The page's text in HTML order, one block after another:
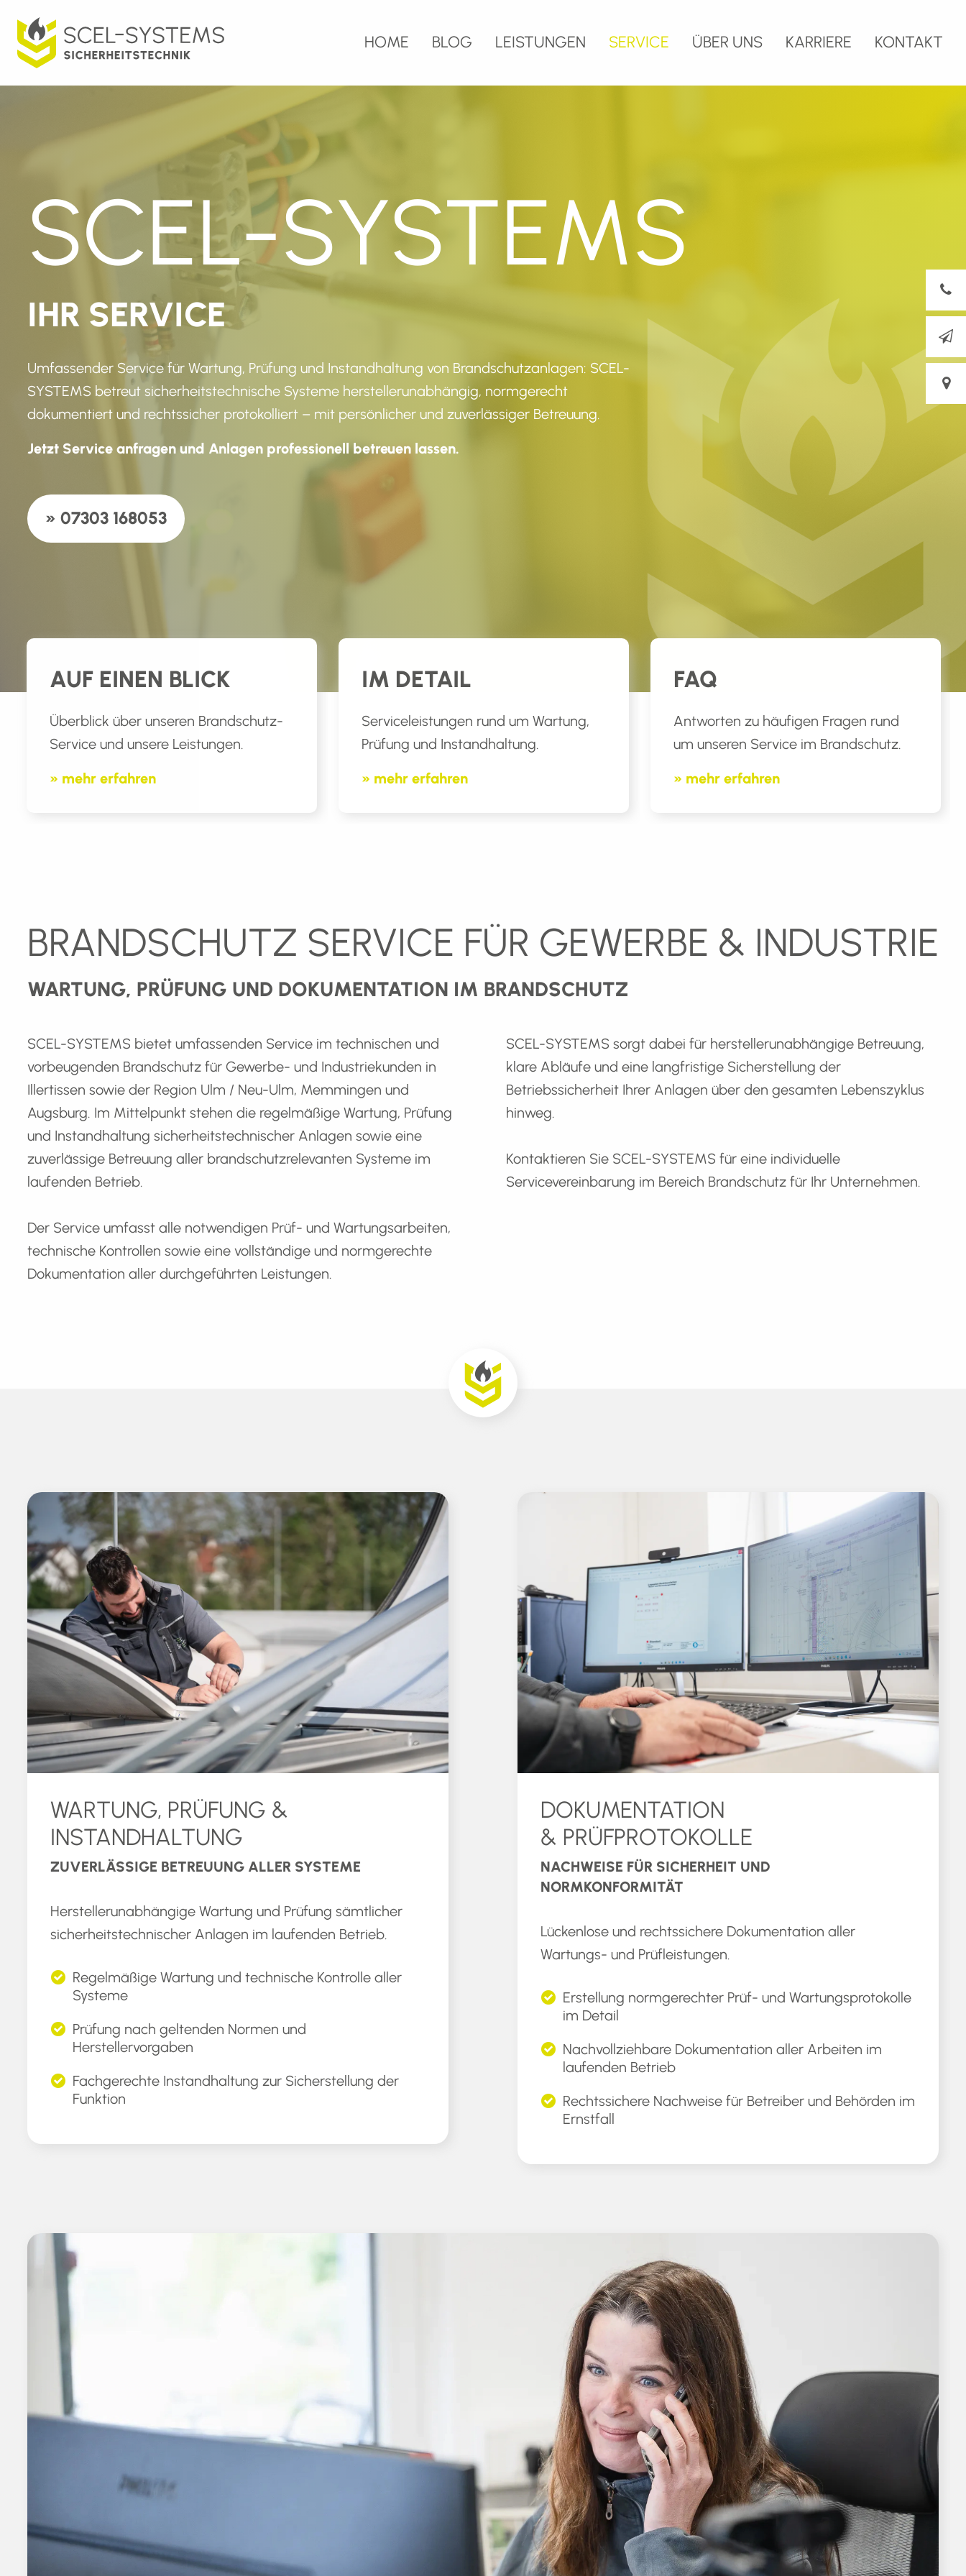
HOME BLOG LEISTUNGEN SERVICE ÜBER UNS KARRIERE KONTAKT
SCEL-SYSTEMS
IHR SERVICE IM BRANDSCHUTZ
Umfassender Service für Wartung, Prüfung und Instandhaltung von Brandschutzanlagen: SCEL-
SYSTEMS betreut sicherheitstechnische Systeme herstellerunabhängig, normgerecht
dokumentiert und rechtssicher protokolliert – mit persönlicher und zuverlässiger Betreuung.
Jetzt Service anfragen und Anlagen professionell betreuen lassen.
» 07303 168053
AUF EINEN BLICK
Überblick über unseren Brandschutz-
Service und unsere Leistungen.
» mehr erfahren
IM DETAIL
Serviceleistungen rund um Wartung,
Prüfung und Instandhaltung.
» mehr erfahren
FAQ
Antworten zu häufigen Fragen rund
um unseren Service im Brandschutz.
» mehr erfahren
BRANDSCHUTZ SERVICE FÜR GEWERBE & INDUSTRIE
WARTUNG, PRÜFUNG UND DOKUMENTATION IM BRANDSCHUTZ
SCEL-SYSTEMS bietet umfassenden Service im technischen und
vorbeugenden Brandschutz für Gewerbe- und Industriekunden in
Illertissen sowie der Region Ulm / Neu-Ulm, Memmingen und
Augsburg. Im Mittelpunkt stehen die regelmäßige Wartung, Prüfung
und Instandhaltung sicherheitstechnischer Anlagen sowie eine
zuverlässige Betreuung aller brandschutzrelevanten Systeme im
laufenden Betrieb.
Der Service umfasst alle notwendigen Prüf- und Wartungsarbeiten,
technische Kontrollen sowie eine vollständige und normgerechte
Dokumentation aller durchgeführten Leistungen.
SCEL-SYSTEMS sorgt dabei für herstellerunabhängige Betreuung,
klare Abläufe und eine langfristige Sicherstellung der
Betriebssicherheit Ihrer Anlagen über den gesamten Lebenszyklus
hinweg.
Kontaktieren Sie SCEL-SYSTEMS für eine individuelle
Servicevereinbarung im Bereich Brandschutz für Ihr Unternehmen.
WARTUNG, PRÜFUNG &
INSTANDHALTUNG
ZUVERLÄSSIGE BETREUUNG ALLER SYSTEME
Herstellerunabhängige Wartung und Prüfung sämtlicher
sicherheitstechnischer Anlagen im laufenden Betrieb.
Regelmäßige Wartung und technische Kontrolle aller
Systeme
Prüfung nach geltenden Normen und
Herstellervorgaben
Fachgerechte Instandhaltung zur Sicherstellung der
Funktion
DOKUMENTATION
& PRÜFPROTOKOLLE
NACHWEISE FÜR SICHERHEIT UND
NORMKONFORMITÄT
Lückenlose und rechtssichere Dokumentation aller
Wartungs- und Prüfleistungen.
Erstellung normgerechter Prüf- und Wartungsprotokolle
im Detail
Nachvollziehbare Dokumentation aller Arbeiten im
laufenden Betrieb
Rechtssichere Nachweise für Betreiber und Behörden im
Ernstfall